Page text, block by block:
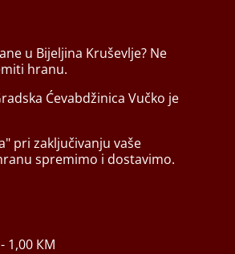
u Bijeljina Kruševlje? Ne
hranu.
Ćevabdžinica Vučko je
pri zaključivanju vaše
spremimo i dostavimo.
1,00 КМ